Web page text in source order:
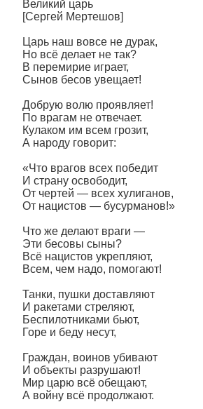
Великий царь
[Сергей Мертешов]
Царь наш вовсе не дурак,
Но всё делает не так?
В перемирие играет,
Сынов бесов увещает!
Добрую волю проявляет!
По врагам не отвечает.
Кулаком им всем грозит,
А народу говорит:
«Что врагов всех победит
И страну освободит,
От чертей — всех хулиганов,
От нацистов — бусурманов!»
Что же делают враги —
Эти бесовы сыны?
Всё нацистов укрепляют,
Всем, чем надо, помогают!
Танки, пушки доставляют
И ракетами стреляют,
Беспилотниками бьют,
Горе и беду несут,
Граждан, воинов убивают
И объекты разрушают!
Мир царю всё обещают,
А войну всё продолжают.